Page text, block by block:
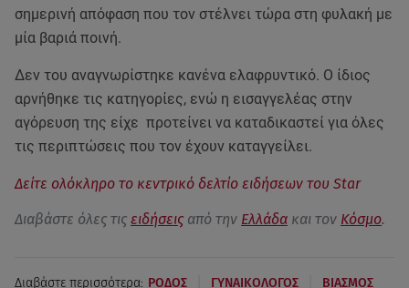
σημερινή απόφαση που τον στέλνει τώρα στη φυλακή με
μία βαριά ποινή.
Δεν του αναγνωρίστηκε κανένα ελαφρυντικό. Ο ίδιος
αρνήθηκε τις κατηγορίες, ενώ η εισαγγελέας στην
αγόρευση της είχε προτείνει να καταδικαστεί για όλες
τις περιπτώσεις που τον έχουν καταγγείλει.
Δείτε ολόκληρο το κεντρικό δελτίο ειδήσεων του Star
Διαβάστε όλες τις ειδήσεις από την Ελλάδα και τον Κόσμο.
Διαβάστε περισσότερα: ΡΟΔΟΣ ΓΥΝΑΙΚΟΛΟΓΟΣ ΒΙΑΣΜΟΣ